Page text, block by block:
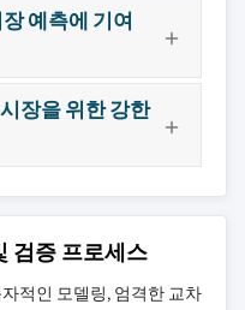
예측에 기여
장을 위한 강한
검증 프로세스
적인 모델링, 엄격한 교차